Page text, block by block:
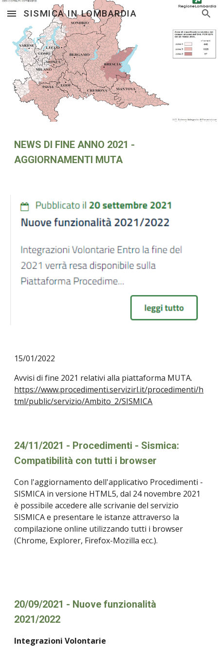
Skip to main content Skip to navigation
SISMICA IN LOMBARDIA
AGGIORNAMENTI MUTA
15/01/2022
Avvisi di fine 2021 relativi alla piattaforma MUTA.
https://www.procedimenti.servizirl.it/procedimenti/h
tml/public/servizio/Ambito_2/SISMICA
24/11/2021 - Procedimenti - Sismica:
Compatibilità con tutti i browser
Con l'aggiornamento dell'applicativo Procedimenti -
SISMICA in versione HTML5, dal 24 novembre 2021
è possibile accedere alle scrivanie del servizio
SISMICA e presentare le istanze attraverso la
compilazione online utilizzando tutti i browser
(Chrome, Explorer, Firefox-Mozilla ecc.).
20/09/2021 - Nuove funzionalità
2021/2022
Integrazioni Volontarie